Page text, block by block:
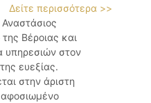
Δείτε περισσότερα >>
Βέροιας και
υπηρεσιών στον
ευεξίας.
στην άριστη